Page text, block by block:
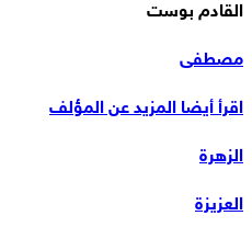
القادم بوست
مصطفى
اقرأ أيضا المزيد عن المؤلف
الزهرة
العزيزة